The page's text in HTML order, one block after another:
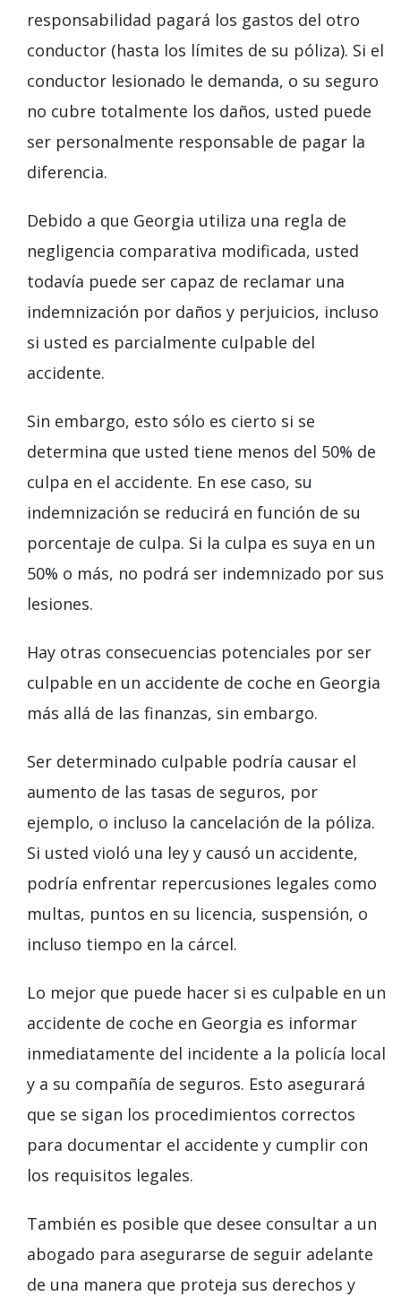
responsabilidad pagará los gastos del otro
conductor (hasta los límites de su póliza). Si el
conductor lesionado le demanda, o su seguro
no cubre totalmente los daños, usted puede
ser personalmente responsable de pagar la
diferencia.
Debido a que Georgia utiliza una regla de
negligencia comparativa modificada, usted
todavía puede ser capaz de reclamar una
indemnización por daños y perjuicios, incluso
si usted es parcialmente culpable del
accidente.
Sin embargo, esto sólo es cierto si se
determina que usted tiene menos del 50% de
culpa en el accidente. En ese caso, su
indemnización se reducirá en función de su
porcentaje de culpa. Si la culpa es suya en un
50% o más, no podrá ser indemnizado por sus
lesiones.
Hay otras consecuencias potenciales por ser
culpable en un accidente de coche en Georgia
más allá de las finanzas, sin embargo.
Ser determinado culpable podría causar el
aumento de las tasas de seguros, por
ejemplo, o incluso la cancelación de la póliza.
Si usted violó una ley y causó un accidente,
podría enfrentar repercusiones legales como
multas, puntos en su licencia, suspensión, o
incluso tiempo en la cárcel.
Lo mejor que puede hacer si es culpable en un
accidente de coche en Georgia es informar
inmediatamente del incidente a la policía local
y a su compañía de seguros. Esto asegurará
que se sigan los procedimientos correctos
para documentar el accidente y cumplir con
los requisitos legales.
También es posible que desee consultar a un
abogado para asegurarse de seguir adelante
de una manera que proteja sus derechos y